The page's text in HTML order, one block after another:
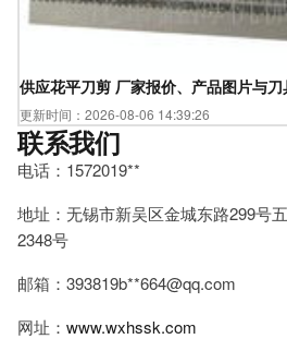
供应花平刀剪 厂家报价、产品图片与
更新时间：2026-08-06 14:39:26
联系我们
电话：1572019**
地址：无锡市新吴区金城东路299号
2348号
邮箱：393819b**664@qq.com
网址： www.wxhssk.com